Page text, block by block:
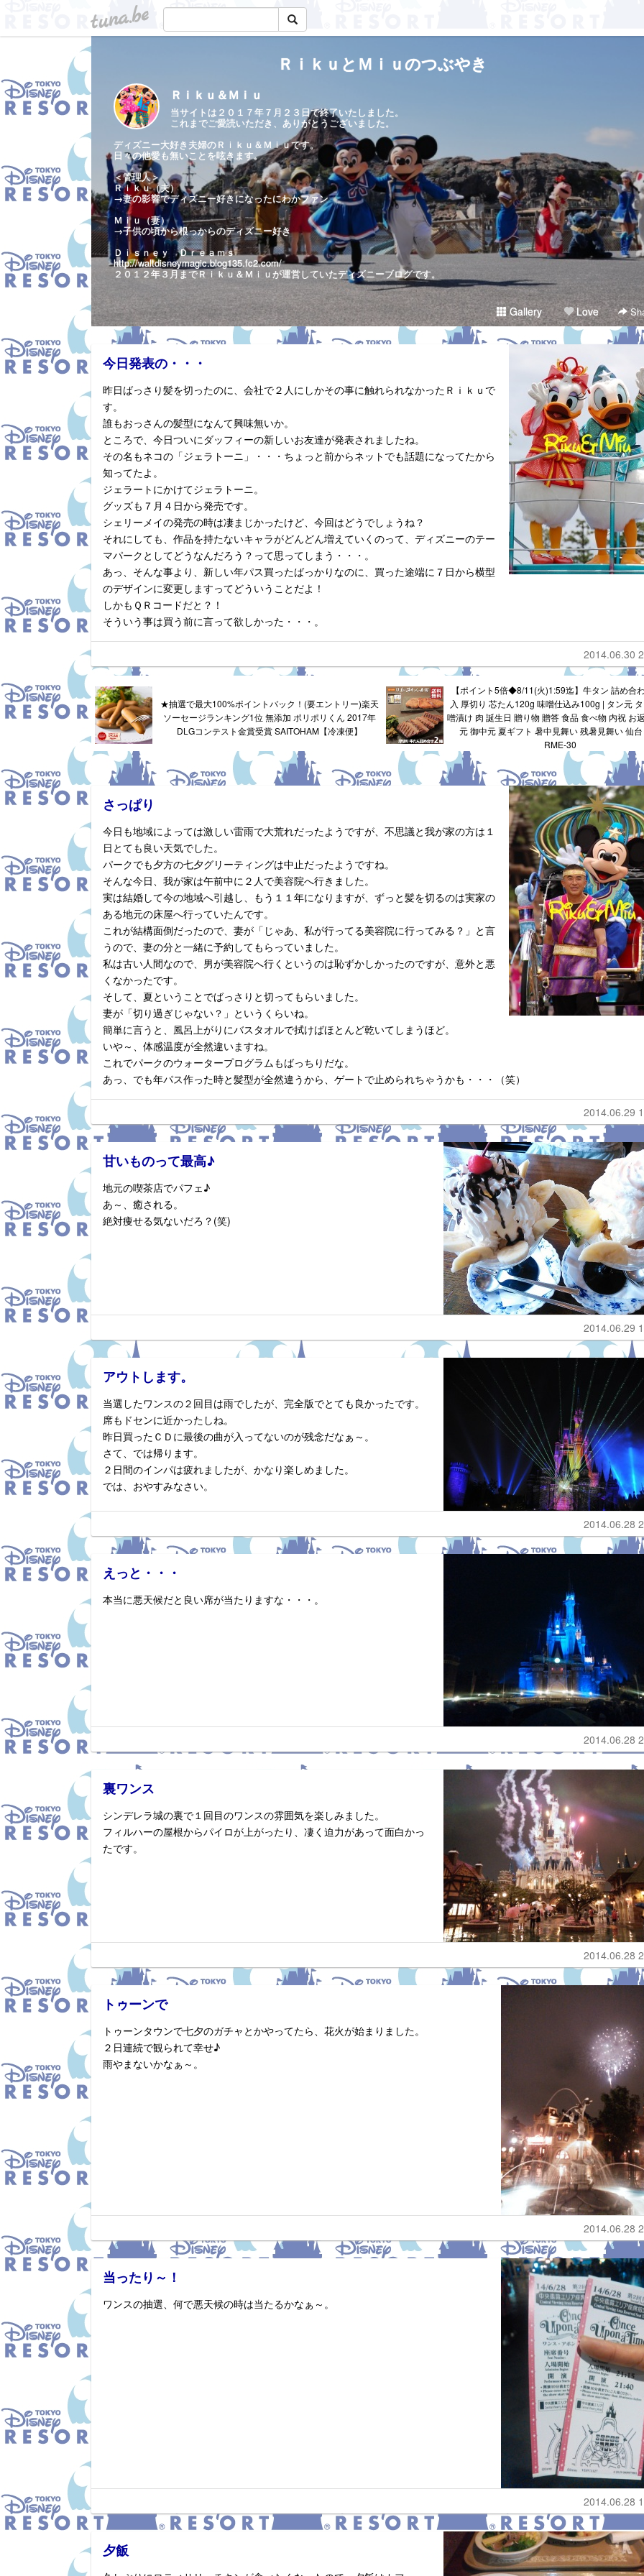
tuna.be
ＲｉｋｕとＭｉｕのつぶやき
Ｒｉｋｕ＆Ｍｉｕ
当サイトは２０１７年７月２３日で終了いたしました。
これまでご愛読いただき、ありがとうございました。
ディズニー大好き夫婦のＲｉｋｕ＆Ｍｉｕです。
日々の他愛も無いことを呟きます。
＜管理人＞
Ｒｉｋｕ（夫）
→妻の影響でディズニー好きになったにわかファン
Ｍｉｕ（妻）
→子供の頃から根っからのディズニー好き
Ｄｉｓｎｅｙ Ｄｒｅａｍｓ
http://waltdisneymagic.blog135.fc2.com/
２０１２年３月までＲｉｋｕ＆Ｍｉｕが運営していたディズニーブログです。
Gallery Love
今日発表の・・・
昨日ばっさり髪を切ったのに、会社で２人にしかその事に触れられなかったＲｉｋｕで
す。
誰もおっさんの髪型になんて興味無いか。
ところで、今日ついにダッフィーの新しいお友達が発表されましたね。
その名もネコの「ジェラトーニ」・・・ちょっと前からネットでも話題になってたから
知ってたよ。
ジェラートにかけてジェラトーニ。
グッズも７月４日から発売です。
シェリーメイの発売の時は凄まじかったけど、今回はどうでしょうね？
それにしても、作品を持たないキャラがどんどん増えていくのって、ディズニーのテー
マパークとしてどうなんだろう？って思ってしまう・・・。
あっ、そんな事より、新しい年パス買ったばっかりなのに、買った途端に７日から横型
のデザインに変更しますってどういうことだよ！
しかもＱＲコードだと？！
そういう事は買う前に言って欲しかった・・・。
2014.06.30
★抽選で最大100%ポイントバック！(要エントリー)楽天
ソーセージランキング1位 無添加 ポリポリくん 2017年
DLGコンテスト金賞受賞 SAITOHAM【冷凍便】
【ポイント5倍◆8/11(火)1:59迄】牛タン 詰め合
入 厚切り 芯たん120g 味噌仕込み100g | タン元
噌漬け 肉 誕生日 贈り物 贈答 食品 食べ物 内祝 お
元 御中元 夏ギフト 暑中見舞い 残暑見舞い 仙
RME-30
さっぱり
今日も地域によっては激しい雷雨で大荒れだったようですが、不思議と我が家の方は１
日とても良い天気でした。
パークでも夕方の七夕グリーティングは中止だったようですね。
そんな今日、我が家は午前中に２人で美容院へ行きました。
実は結婚して今の地域へ引越し、もう１１年になりますが、ずっと髪を切るのは実家の
ある地元の床屋へ行っていたんです。
これが結構面倒だったので、妻が「じゃあ、私が行ってる美容院に行ってみる？」と言
うので、妻の分と一緒に予約してもらっていました。
私は古い人間なので、男が美容院へ行くというのは恥ずかしかったのですが、意外と悪
くなかったです。
そして、夏ということでばっさりと切ってもらいました。
妻が「切り過ぎじゃない？」というくらいね。
簡単に言うと、風呂上がりにバスタオルで拭けばほとんど乾いてしまうほど。
いや～、体感温度が全然違いますね。
これでパークのウォータープログラムもばっちりだな。
あっ、でも年パス作った時と髪型が全然違うから、ゲートで止められちゃうかも・・・（笑）
2014.06.29
甘いものって最高♪
地元の喫茶店でパフェ♪
あ～、癒される。
絶対痩せる気ないだろ？(笑)
2014.06.29
アウトします。
当選したワンスの２回目は雨でしたが、完全版でとても良かったです。
席もドセンに近かったしね。
昨日買ったＣＤに最後の曲が入ってないのが残念だなぁ～。
さて、では帰ります。
２日間のインパは疲れましたが、かなり楽しめました。
では、おやすみなさい。
2014.06.28
えっと・・・
本当に悪天候だと良い席が当たりますな・・・。
2014.06.28
裏ワンス
シンデレラ城の裏で１回目のワンスの雰囲気を楽しみました。
フィルハーの屋根からパイロが上がったり、凄く迫力があって面白かっ
たです。
2014.06.28
トゥーンで
トゥーンタウンで七夕のガチャとかやってたら、花火が始まりました。
２日連続で観られて幸せ♪
雨やまないかなぁ～。
2014.06.28
当ったり～！
ワンスの抽選、何で悪天候の時は当たるかなぁ～。
2014.06.28
夕飯